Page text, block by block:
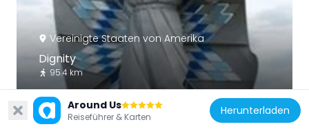
Vereinigte Staaten von Amerika
Dignity
95.4 km
Around Us
Reiseführer & Karten Herunterladen